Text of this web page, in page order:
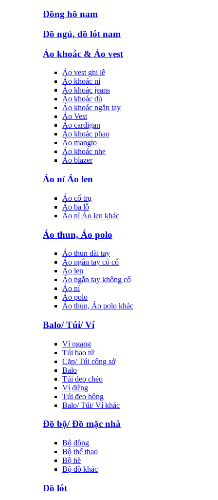
Đồng hồ nam
Đồ ngủ, đồ lót nam
Áo khoác & Áo vest
Áo vest ghi lê
Áo khoác nỉ
Áo khoác jeans
Áo khoác dù
Áo khoác ngắn tay
Áo Vest
Áo cardigan
Áo khoác phao
Áo mangto
Áo khoác nhẹ
Áo blazer
Áo nỉ Áo len
Áo cổ trụ
Áo ba lỗ
Áo nỉ Áo len khác
Áo thun, Áo polo
Áo thun dài tay
Áo ngắn tay có cổ
Áo len
Áo ngắn tay không cổ
Áo nỉ
Áo polo
Áo thun, Áo polo khác
Balo/ Túi/ Ví
Ví ngang
Túi bao tử
Cặp/ Túi công sở
Balo
Túi đeo chéo
Ví đứng
Túi đeo hông
Balo/ Túi/ Ví khác
Đồ bộ/ Đồ mặc nhà
Bộ đông
Bộ thể thao
Bộ hè
Bộ đồ khác
Đồ lót